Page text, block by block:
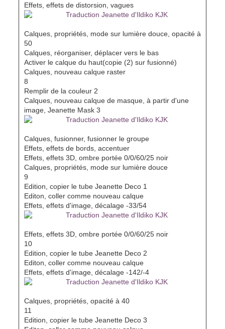
Effets, effets de distorsion, vagues
Calques, propriétés, mode sur lumière douce, opacité à
50
Calques, réorganiser, déplacer vers le bas
Activer le calque du haut(copie (2) sur fusionné)
Calques, nouveau calque raster
8
Remplir de la couleur 2
Calques, nouveau calque de masque, à partir d'une
image, Jeanette Mask 3
Calques, fusionner, fusionner le groupe
Effets, effets de bords, accentuer
Effets, effets 3D, ombre portée 0/0/60/25 noir
Calques, propriétés, mode sur lumière douce
9
Edition, copier le tube Jeanette Deco 1
Editon, coller comme nouveau calque
Effets, effets d'image, décalage -33/54
Effets, effets 3D, ombre portée 0/0/60/25 noir
10
Edition, copier le tube Jeanette Deco 2
Editon, coller comme nouveau calque
Effets, effets d'image, décalage -142/-4
Calques, propriétés, opacité à 40
11
Edition, copier le tube Jeanette Deco 3